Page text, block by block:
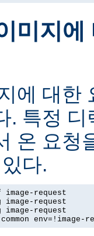
미지
에 대한
. 특정
온 요청
다.
request
image-request
image-request
env=!image-